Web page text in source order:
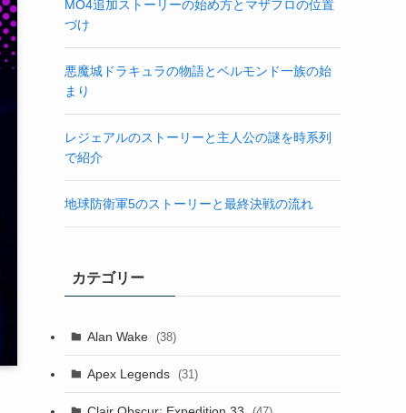
MO4追加ストーリーの始め方とマザフロの位置
づけ
悪魔城ドラキュラの物語とベルモンド一族の始
まり
レジェアルのストーリーと主人公の謎を時系列
で紹介
地球防衛軍5のストーリーと最終決戦の流れ
カテゴリー
Alan Wake (38)
Apex Legends (31)